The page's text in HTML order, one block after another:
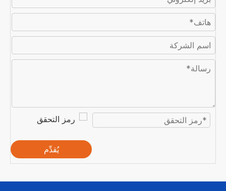
يُقدِّم